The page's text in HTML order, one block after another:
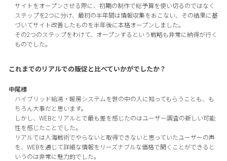
サイトをオープンさせる際に、初期の制作で総予算を使い切るのではなく
ステップを2つに分け、最初の半年間は情報収集をおこない、その結果に基
づいてサイト改善したものを半年後に本格オープンしました。
その2つのステップをわけて、オープンするという戦略も非常に納得が行く
ものでした。
これまでのリアルでの販促と比べていかがでしたか？
中尾様
ハイブリッド給湯・暖房システムを世の中の人に知ってもらうことも、も
ちろん大事だと思います。
しかし、WEBとリアルとで最も差を感じたのはユーザー調査の新しい可能
性を感じたことでした。
リアルでは人海戦術でやらないと取得できないと思っていたユーザーの声
を、WEBを通じて詳細な情報をリーズナブルな価格で聞くことができると
いうのは非常に魅力的でした。